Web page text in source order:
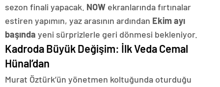
sezon finali yapacak. NOW ekranlarında fırtınalar
estiren yapımın, yaz arasının ardından Ekim ayı
başında yeni sürprizlerle geri dönmesi bekleniyor.
Kadroda Büyük Değişim: İlk Veda Cemal
Hünal’dan
Murat Öztürk’ün yönetmen koltuğunda oturduğu